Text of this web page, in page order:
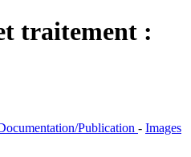
traitement :
Publication - Images